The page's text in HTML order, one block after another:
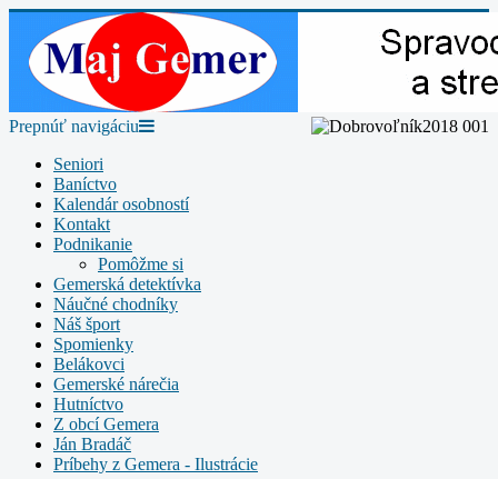
Prepnúť navigáciu
Seniori
Baníctvo
Kalendár osobností
Kontakt
Podnikanie
Pomôžme si
Gemerská detektívka
Náučné chodníky
Náš šport
Spomienky
Belákovci
Gemerské nárečia
Hutníctvo
Z obcí Gemera
Ján Bradáč
Príbehy z Gemera - Ilustrácie